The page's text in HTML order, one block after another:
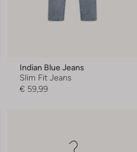
Indian Blue Jeans
Slim Fit Jeans
€ 59,99